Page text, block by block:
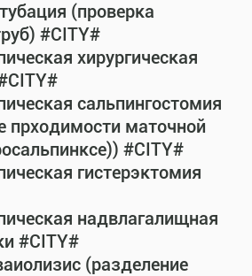
(проверка
#CITY#
хирургическая
сальпингостомия
прходимости маточной
#CITY#
гистерэктомия
надвлагалищная
#CITY#
(разделение